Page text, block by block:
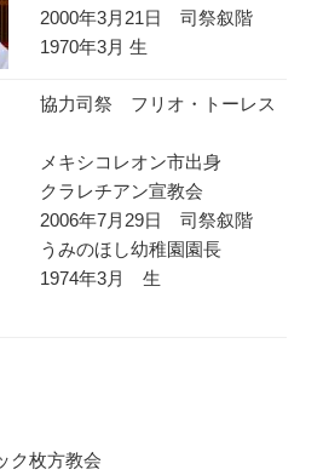
2000年3月21日 司祭叙階
1970年3月 生
協力司祭 フリオ・トーレス
メキシコレオン市出身
クラレチアン宣教会
2006年7月29日 司祭叙階
うみのほし幼稚園園長
1974年3月 生
ク枚方教会